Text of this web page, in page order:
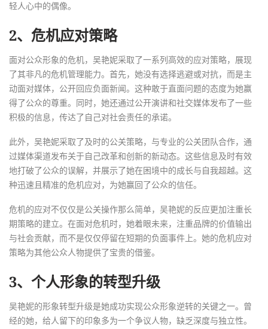
轻人心中的偶像。
2、危机应对策略
面对公众形象的危机，吴艳妮采取了一系列高效的应对策略，展现
了其非凡的危机管理能力。首先，她没有选择逃避或对抗，而是主
动面对媒体，公开回应负面新闻。这种敢于直面问题的态度为她赢
得了公众的尊重。同时，她还通过公开演讲和社交媒体发布了一些
积极的信息，传达了自己对社会责任的承诺。
此外，吴艳妮采取了及时的公关策略，与专业的公关团队合作，通
过媒体渠道发布关于自己改革和创新的新动态。这些信息及时有效
地打破了公众的误解，并展示了她在困境中的成长与自我超越。这
种迅速且精准的危机应对，为她赢回了公众的信任。
危机的应对不仅仅是公关操作那么简单，吴艳妮的反应更加注重长
期策略的建立。在面对危机时，她着眼未来，注重品牌的价值输出
与社会贡献，而不是仅仅停留在短期的负面事件上。她的危机应对
策略为其他公众人物提供了宝贵的借鉴。
3、个人形象的转型升级
吴艳妮的形象转型升级是她成功实现公众形象逆转的关键之一。曾
经的她，给人留下的印象多为一个争议人物，缺乏深度与独立性。